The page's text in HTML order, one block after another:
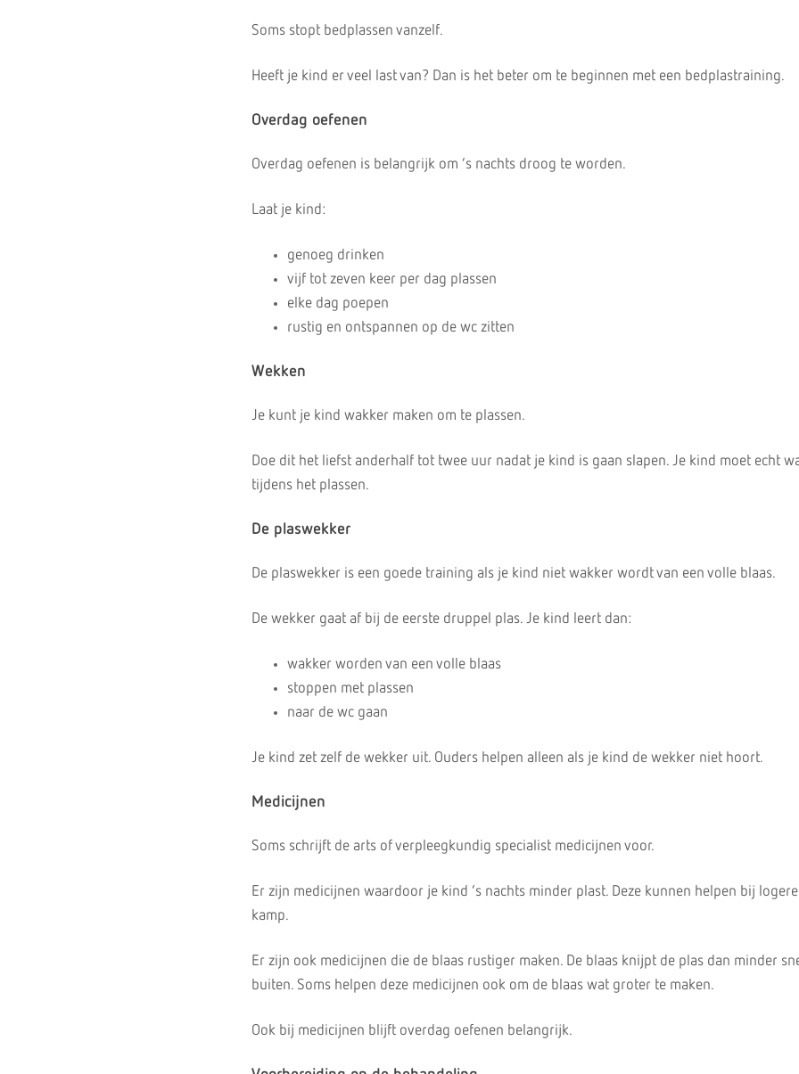
Soms stopt bedplassen vanzelf.
Heeft je kind er veel last van? Dan is het beter om te beginnen met een bedplastraining.
Overdag oefenen
Overdag oefenen is belangrijk om ’s nachts droog te worden.
Laat je kind:
genoeg drinken
vijf tot zeven keer per dag plassen
elke dag poepen
rustig en ontspannen op de wc zitten
Wekken
Je kunt je kind wakker maken om te plassen.
Doe dit het liefst anderhalf tot twee uur nadat je kind is gaan slapen. Je kind moet echt
tijdens het plassen.
De plaswekker
De plaswekker is een goede training als je kind niet wakker wordt van een volle blaas.
De wekker gaat af bij de eerste druppel plas. Je kind leert dan:
wakker worden van een volle blaas
stoppen met plassen
naar de wc gaan
Je kind zet zelf de wekker uit. Ouders helpen alleen als je kind de wekker niet hoort.
Medicijnen
Soms schrijft de arts of verpleegkundig specialist medicijnen voor.
Er zijn medicijnen waardoor je kind ’s nachts minder plast. Deze kunnen helpen bij
kamp.
Er zijn ook medicijnen die de blaas rustiger maken. De blaas knijpt de plas dan minder
buiten. Soms helpen deze medicijnen ook om de blaas wat groter te maken.
Ook bij medicijnen blijft overdag oefenen belangrijk.